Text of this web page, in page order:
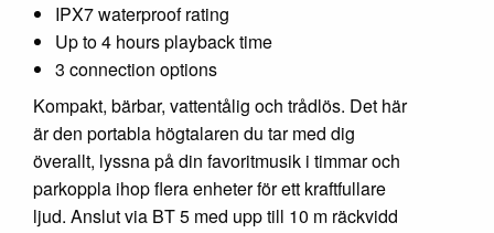
IPX7 waterproof rating
Up to 4 hours playback time
3 connection options
Kompakt, bärbar, vattentålig och trådlös. Det här
är den portabla högtalaren du tar med dig
överallt, lyssna på din favoritmusik i timmar och
parkoppla ihop flera enheter för ett kraftfullare
ljud. Anslut via BT 5 med upp till 10 m räckvidd